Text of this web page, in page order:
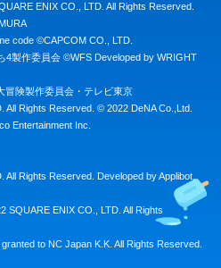
ENIX CO., LTD. All Rights Reserved.
code ©CAPCOM CO., LTD.
4製作委員会 ©WFS Developed by WRIGHT
冒険製作委員会・テレビ東京
Rights Reserved. © 2022 DeNA Co.,Ltd.
Entertainment Inc.
Rights Reserved. Developed by Applibot,
ENIX CO., LTD. All Rights
to NC Japan K.K. All Rights Reserved.